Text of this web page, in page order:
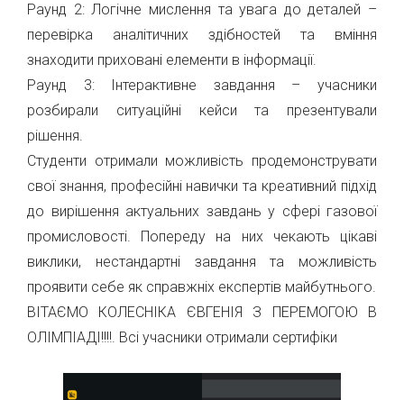
Раунд 2: Логічне мислення та увага до деталей –
перевірка аналітичних здібностей та вміння
знаходити приховані елементи в інформації.
Раунд 3: Інтерактивне завдання – учасники
розбирали ситуаційні кейси та презентували
рішення.
Студенти отримали можливість продемонструвати
свої знання, професійні навички та креативний підхід
до вирішення актуальних завдань у сфері газової
промисловості. Попереду на них чекають цікаві
виклики, нестандартні завдання та можливість
проявити себе як справжніх експертів майбутнього.
ВІТАЄМО КОЛЕСНІКА ЄВГЕНІЯ З ПЕРЕМОГОЮ В
ОЛІМПІАДІ!!!!. Всі учасники отримали сертифіки